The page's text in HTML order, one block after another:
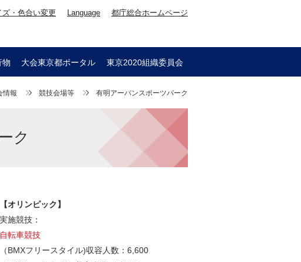
ズ・色合い変更 Language 都庁総合ホームページ
物 大会東京都ポータル 東京2020組織委員会
情報 競技会場等 有明アーバンスポーツパーク
ク
【オリンピック】
実施競技：
自転車競技
（BMXフリースタイル)収容人数：6,600